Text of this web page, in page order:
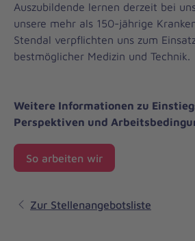
Auszubildende lernen derzeit bei
unsere mehr als 150-jährige
Stendal verpflichten uns zum
bestmöglicher Medizin und Technik.
Weitere Informationen zu
Perspektiven und
So arbeiten wir
Zur Stellenangebotsliste